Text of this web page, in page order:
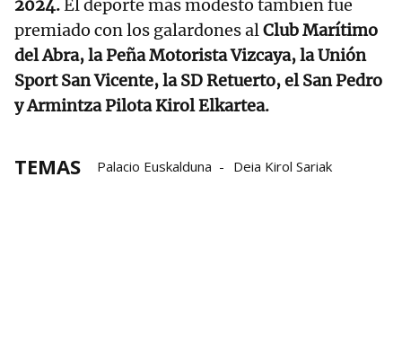
2024. El deporte más modesto también fue
premiado con los galardones al Club Marítimo
del Abra, la Peña Motorista Vizcaya, la Unión
Sport San Vicente, la SD Retuerto, el San Pedro
y Armintza Pilota Kirol Elkartea.
TEMAS Palacio Euskalduna Deia Kirol Sariak